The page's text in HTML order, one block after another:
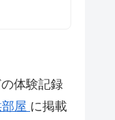
体験記録
屋 に掲載